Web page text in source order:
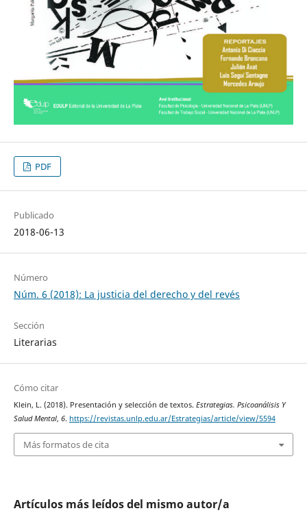
PDF
Publicado
2018-06-13
Número
Núm. 6 (2018): La justicia del derecho y del revés
Sección
Literarias
Cómo citar
Klein, L. (2018). Presentación y selección de textos. Estrategias. Psicoanálisis Y
Salud Mental, 6. https://revistas.unlp.edu.ar/Estrategias/article/view/5594
Más formatos de cita
Artículos más leídos del mismo autor/a